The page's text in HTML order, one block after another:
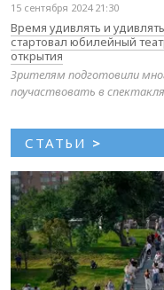
15 сентября 2024 21:30
Время удивлять и
стартовал юбилейный
открытия
Зрителям подготовили
поучаствовать в
СТАТЬИ >